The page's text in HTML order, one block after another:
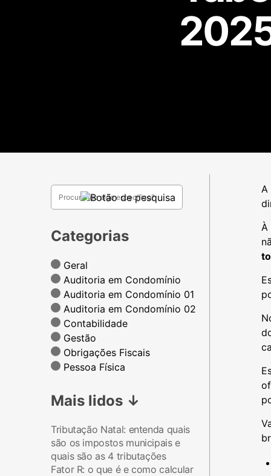
Categorias
Geral
Auditoria em Condomínio
Auditoria em Condomínio 01
Auditoria em Condomínio 02
Contabilidade
Gestão
Obrigações Fiscais
Pessoa Física
Mais lidos ↓
Tributação Natal: entenda quais
são os impostos municipais e
quais são as 4 tributações
Fator R: o que é e como calcular
A
À